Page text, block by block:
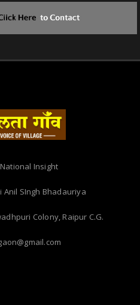
Insight
Anil SIngh Bhadauriya
Colony, Raipur C.G.